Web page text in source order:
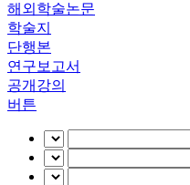
해외학술논문
학술지
단행본
연구보고서
공개강의
버튼